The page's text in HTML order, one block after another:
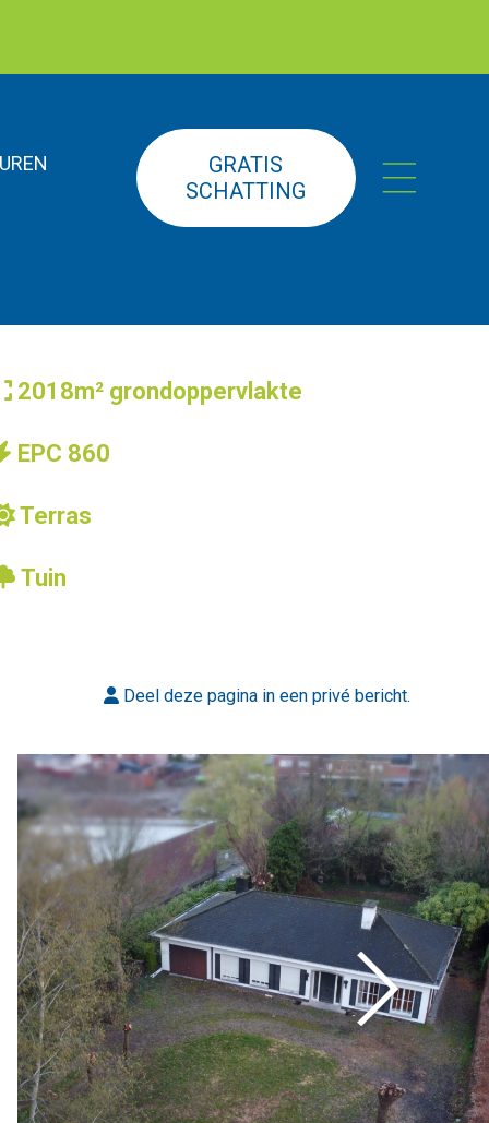
GRATIS
SCHATTING
2018m² grondoppervlakte
EPC 860
Terras
Tuin
Deel deze pagina in een privé bericht.
Volgende